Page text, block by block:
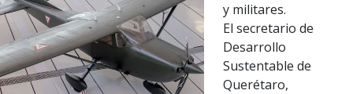
y militares.
El secretario de
Desarrollo
Sustentable de
Querétaro,